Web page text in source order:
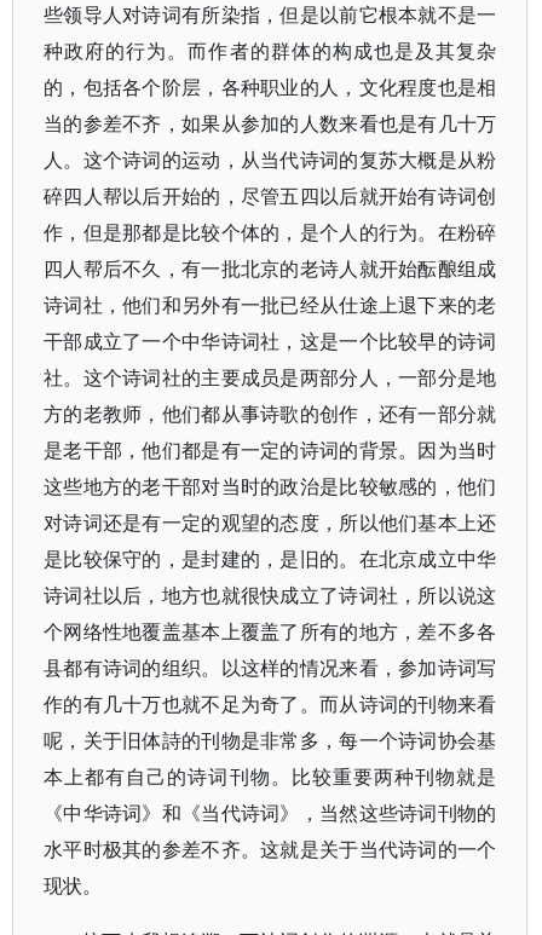
些领导人对诗词有所染指，但是以前它根本就不是一
种政府的行为。而作者的群体的构成也是及其复杂
的，包括各个阶层，各种职业的人，文化程度也是相
当的参差不齐，如果从参加的人数来看也是有几十万
人。这个诗词的运动，从当代诗词的复苏大概是从粉
碎四人帮以后开始的，尽管五四以后就开始有诗词创
作，但是那都是比较个体的，是个人的行为。在粉碎
四人帮后不久，有一批北京的老诗人就开始酝酿组成
诗词社，他们和另外有一批已经从仕途上退下来的老
干部成立了一个中华诗词社，这是一个比较早的诗词
社。这个诗词社的主要成员是两部分人，一部分是地
方的老教师，他们都从事诗歌的创作，还有一部分就
是老干部，他们都是有一定的诗词的背景。因为当时
这些地方的老干部对当时的政治是比较敏感的，他们
对诗词还是有一定的观望的态度，所以他们基本上还
是比较保守的，是封建的，是旧的。在北京成立中华
诗词社以后，地方也就很快成立了诗词社，所以说这
个网络性地覆盖基本上覆盖了所有的地方，差不多各
县都有诗词的组织。以这样的情况来看，参加诗词写
作的有几十万也就不足为奇了。而从诗词的刊物来看
呢，关于旧体詩的刊物是非常多，每一个诗词协会基
本上都有自己的诗词刊物。比较重要两种刊物就是
《中华诗词》和《当代诗词》，当然这些诗词刊物的
水平时极其的参差不齐。这就是关于当代诗词的一个
现状。